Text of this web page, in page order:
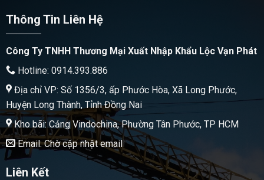
Thông Tin Liên Hệ
Công Ty TNHH Thương Mại Xuất Nhập Khẩu Lộc Vạn Phát
Hotline: 0914.393.886
Địa chỉ VP: Số 1356/3, ấp Phước Hòa, Xã Long Phước,
Huyện Long Thành, Tỉnh Đồng Nai
Kho bãi: Cảng Vindochina, Phường Tân Phước, TP HCM
Email: Chờ cập nhật email
Liên Kết